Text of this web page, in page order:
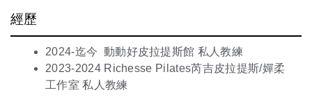
經歷
2024-迄今 動動好皮拉提斯館 私人教練
2023-2024 Richesse Pilates芮吉皮拉提斯/嬋柔
工作室 私人教練